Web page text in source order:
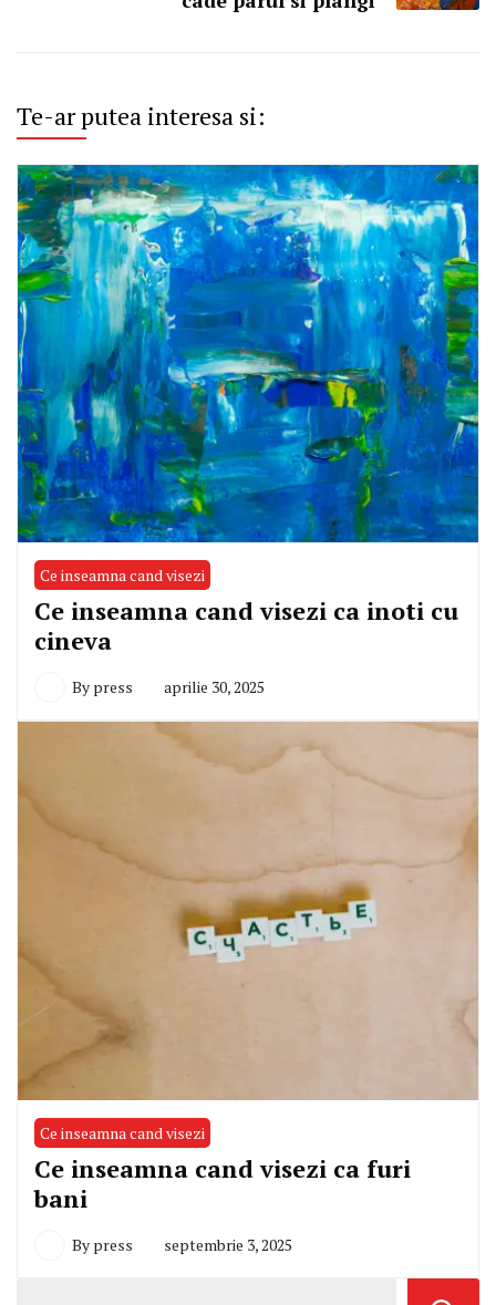
Te-ar putea interesa si:
Ce inseamna cand visezi
Ce inseamna cand visezi ca inoti cu
cineva
By press aprilie 30, 2025
Ce inseamna cand visezi
Ce inseamna cand visezi ca furi
bani
By press septembrie 3, 2025